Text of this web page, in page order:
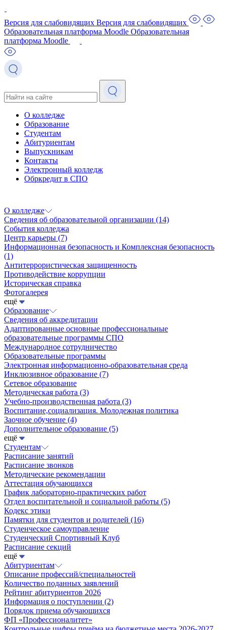
Версия для слабовидящих Версия для слабовидящих
Образовательная платформа Moodle Образовательная
платформа Moodle
О колледже
Образование
Студентам
Абитуриентам
Выпускникам
Контакты
Электронный колледж
Обркредит в СПО
О колледже
Сведения об образовательной организации (14)
События колледжа
Центр карьеры (7)
Информационная безопасность и Комплексная безопасность
(1)
Антитеррористическая защищенность
Противодействие коррупции
Историческая справка
Фотогалерея
ещё
Образование
Сведения об аккредитации
Адаптированные основные профессиональные
образовательные программы СПО
Международное сотрудничество
Образовательные программы
Электронная информационно-образовательная среда
Инклюзивное образование (7)
Сетевое образование
Методическая работа (3)
Учебно-производственная работа (3)
Воспитание,социализация. Молодежная политика
Заочное обучение (4)
Дополнительное образование (5)
ещё
Студентам
Расписание занятий
Расписание звонков
Методические рекомендации
Аттестация обучающихся
График лабораторно-практических работ
Отдел воспитательной и социальной работы (5)
Кодекс этики
Памятки для студентов и родителей (16)
Студенческое самоуправление
Студенческий Спортивный Клуб
Расписание секций
ещё
Абитуриентам
Описание профессий/специальностей
Количество поданных заявлений
Рейтинг абитуриентов 2026
Информация о поступлении (2)
Порядок приема обучающихся
ФП «Профессионалитет»